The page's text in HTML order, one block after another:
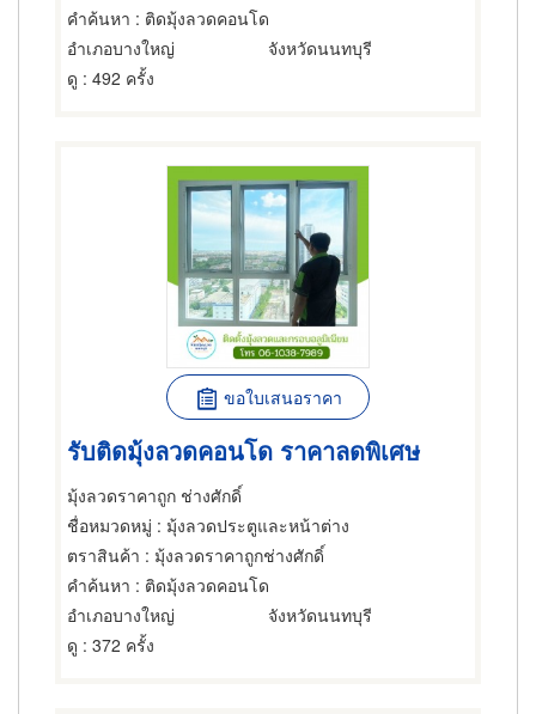
คำค้นหา : ติดมุ้งลวดคอนโด
อำเภอบางใหญ่
จังหวัดนนทบุรี
ดู : 492 ครั้ง
ขอใบเสนอราคา
รับติดมุ้งลวดคอนโด ราคาลดพิเศษ
มุ้งลวดราคาถูก ช่างศักดิ์
ชื่อหมวดหมู่ : มุ้งลวดประตูและหน้าต่าง
ตราสินค้า : มุ้งลวดราคาถูกช่างศักดิ์
คำค้นหา : ติดมุ้งลวดคอนโด
อำเภอบางใหญ่
จังหวัดนนทบุรี
ดู : 372 ครั้ง